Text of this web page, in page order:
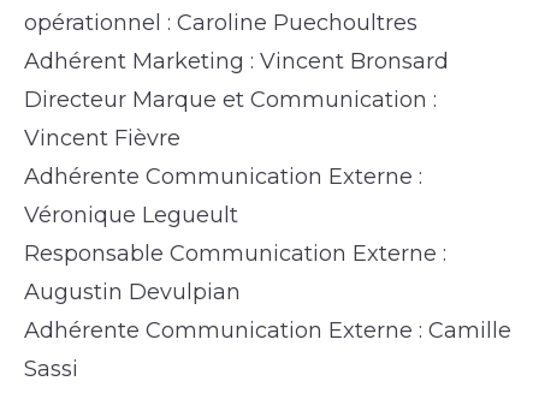
opérationnel : Caroline Puechoultres
Adhérent Marketing : Vincent Bronsard
Directeur Marque et Communication :
Vincent Fièvre
Adhérente Communication Externe :
Véronique Legueult
Responsable Communication Externe :
Augustin Devulpian
Adhérente Communication Externe : Camille
Sassi